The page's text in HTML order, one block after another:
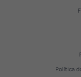
Política